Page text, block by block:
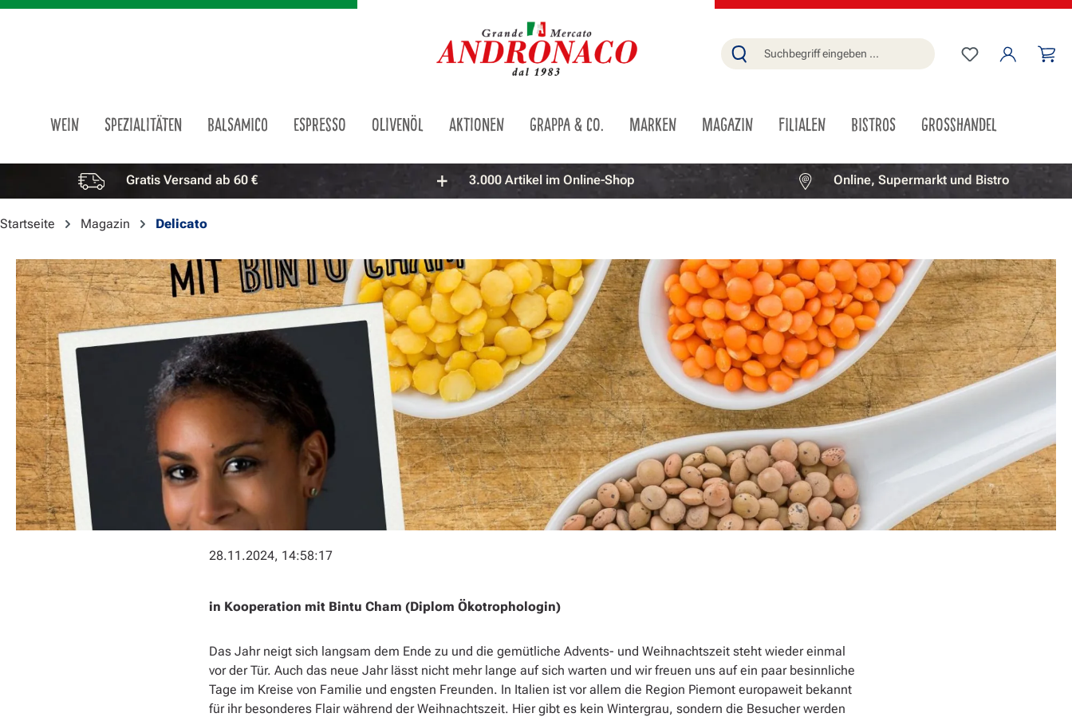
Du hast 0
WEIN SPEZIALITÄTEN BALSAMICO ESPRESSO OLIVENÖL AKTIONEN GRAPPA & CO. MARKEN MAGAZIN FILIALEN BISTROS GROSSHANDEL
Vorteile überspringen Gratis Versand ab 60 € 3.000 Artikel im Online-Shop Online, Supermarkt und Bistro
Startseite Magazin Delicato
28.11.2024, 14:58:17
in Kooperation mit Bintu Cham (Diplom Ökotrophologin)
Das Jahr neigt sich langsam dem Ende zu und die gemütliche Advents- und Weihnachtszeit steht wieder einmal
vor der Tür. Auch das neue Jahr lässt nicht mehr lange auf sich warten und wir freuen uns auf ein paar besinnliche
Tage im Kreise von Familie und engsten Freunden. In Italien ist vor allem die Region Piemont europaweit bekannt
für ihr besonderes Flair während der Weihnachtszeit. Hier gibt es kein Wintergrau, sondern die Besucher werden